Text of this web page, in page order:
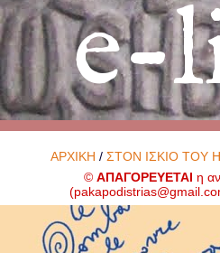
e-
ΑΡΧΙΚΗ /ΣΤΟΝ ΙΣΚΙΟ ΤΟΥ
©ΑΠΑΓΟΡΕΥΕΤΑΙ η
(